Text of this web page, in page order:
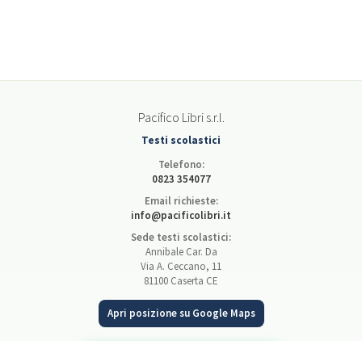
Pacifico Libri s.r.l.
Testi scolastici
Telefono:
0823 354077
Email richieste:
info@pacificolibri.it
Sede testi scolastici:
Annibale Car. Da
Via A. Ceccano, 11
81100 Caserta CE
Apri posizione su Google Maps